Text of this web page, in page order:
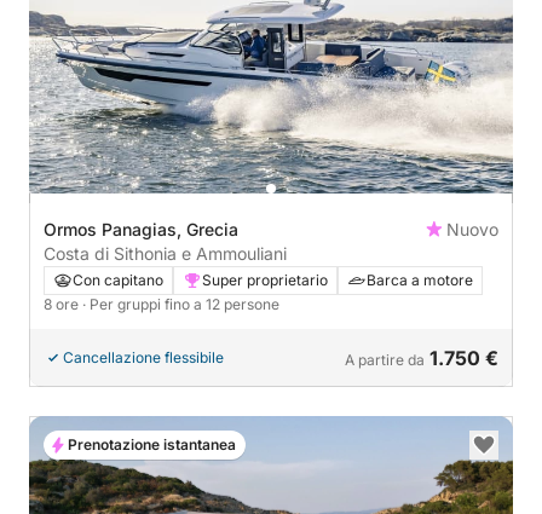
Ormos Panagias, Grecia
Nuovo
Costa di Sithonia e Ammouliani
Con capitano Super proprietario
Barca a motore
8 ore · Per gruppi fino a 12 persone
Cancellazione flessibile A partire da 1.750 €
Prenotazione istantanea